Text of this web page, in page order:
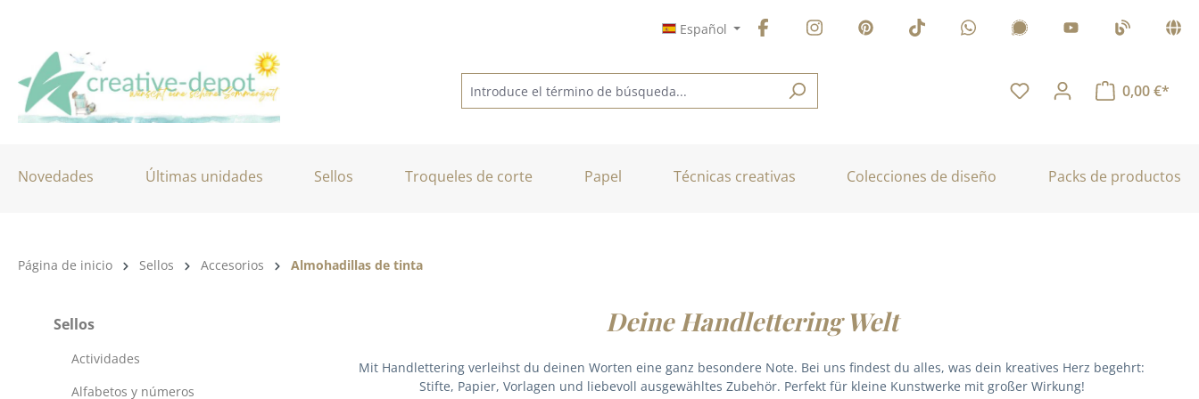
Español
0,00 €*
Novedades Últimas unidades Sellos Troqueles de corte Papel Técnicas creativas Colecciones de diseño Packs de productos
Categoría de productos:
Página de inicio Sellos Accesorios Almohadillas de tinta
Sellos
Actividades
Alfabetos y números
Deine Handlettering Welt
Mit Handlettering verleihst du deinen Worten eine ganz besondere Note. Bei uns findest du alles, was dein kreatives Herz begehrt:
Stifte, Papier, Vorlagen und liebevoll ausgewähltes Zubehör. Perfekt für kleine Kunstwerke mit großer Wirkung!